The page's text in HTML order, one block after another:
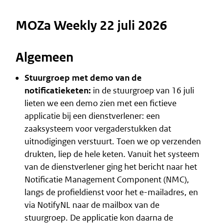
MOZa Weekly 22 juli 2026
Algemeen
Stuurgroep met demo van de
notificatieketen: in de stuurgroep van 16 juli
lieten we een demo zien met een fictieve
applicatie bij een dienstverlener: een
zaaksysteem voor vergaderstukken dat
uitnodigingen verstuurt. Toen we op verzenden
drukten, liep de hele keten. Vanuit het systeem
van de dienstverlener ging het bericht naar het
Notificatie Management Component (NMC),
langs de profieldienstvoor het e-mailadres, en
via NotifyNL naar de mailbox van de
stuurgroep. De applicatie kon daarna de